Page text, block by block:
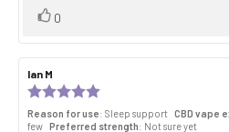
Vote
0
Review
author:
Ian M
date:
5.0
Reason for use: Sleep support CBD vape
few Preferred strength: Not sure yet